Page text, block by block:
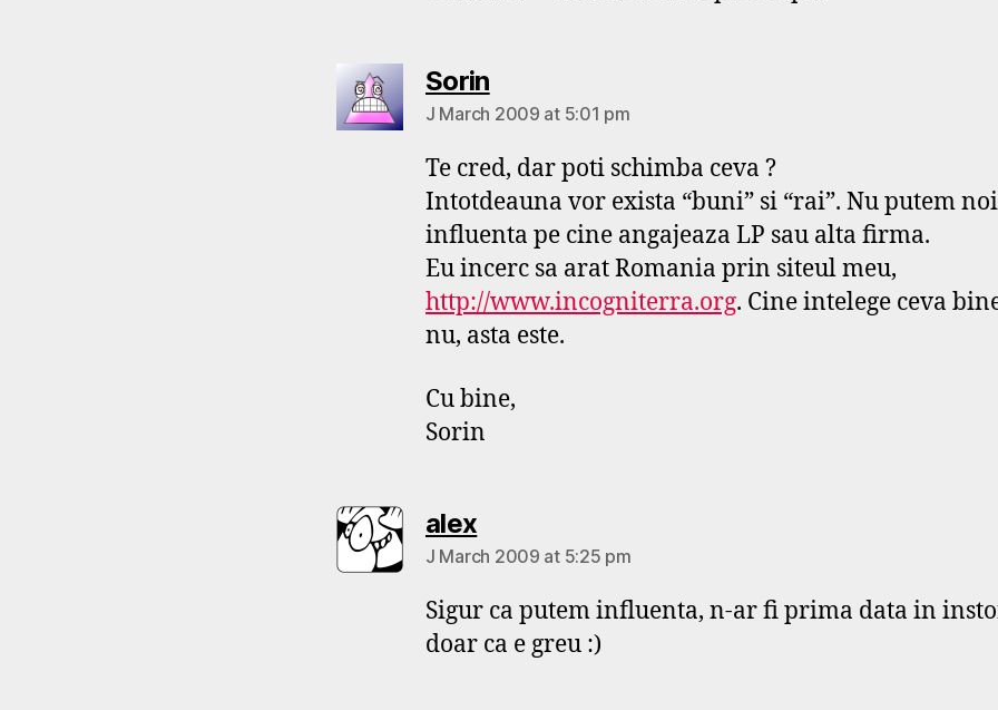
Sorinsays:
J March 2009 at 5:01 pm
Te cred, dar poti schimba ceva ?
Intotdeauna vor exista “buni” si “rai”. Nu putem noi
influenta pe cine angajeaza LP sau alta firma.
Eu incerc sa arat Romania prin siteul meu,
http://www.incogniterra.org. Cine intelege ceva
nu, asta este.
Cu bine,
Sorin
alexsays:
J March 2009 at 5:25 pm
Sigur ca putem influenta, n-ar fi prima data in
doar ca e greu :)